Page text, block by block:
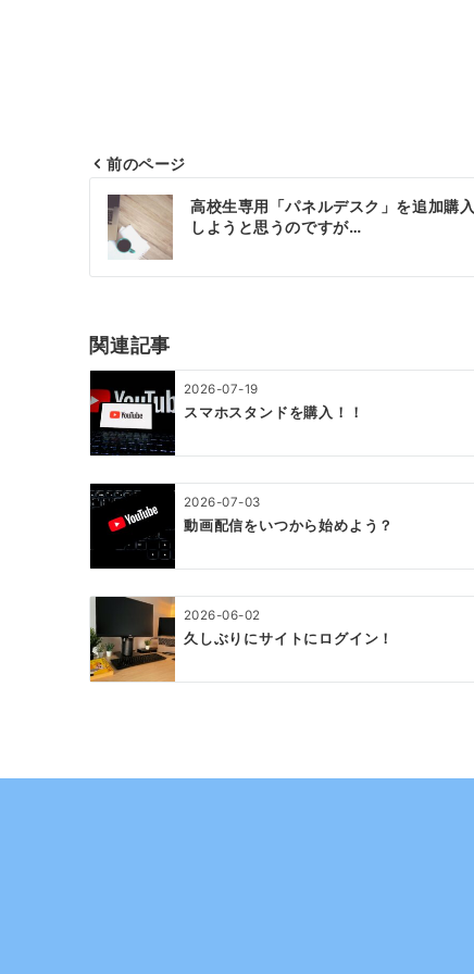
投
稿
ナ
ゲ
ー
シ
ョ
ン
前のページ
高校生専用「パネルデスク」を追加購入
しようと思うのですが…
関連記事
2026-07-19
スマホスタンドを購入！！
2026-07-03
動画配信をいつから始めよう？
2026-06-02
久しぶりにサイトにログイン！